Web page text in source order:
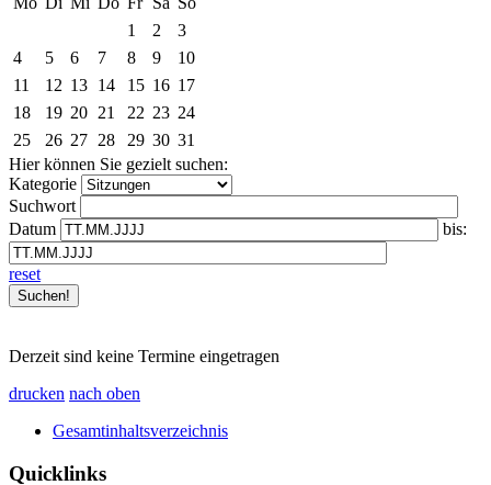
1
2
3
4
5 6 7 8 9
10
11
12 13 14 15 16 17
18
19 20 21 22 23 24
25
26 27 28 29 30 31
Hier können Sie gezielt suchen:
Kategorie
Suchwort
Datum
bis:
reset
Derzeit sind keine Termine eingetragen
drucken nach oben
Gesamtinhaltsverzeichnis
Quicklinks